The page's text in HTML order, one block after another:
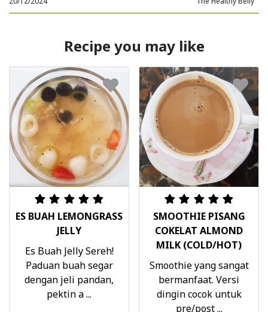
Recipe you may like
ES BUAH LEMONGRASS
JELLY
Es Buah Jelly Sereh!
Paduan buah segar
dengan jeli pandan,
pektin a ...
SMOOTHIE PISANG
COKELAT ALMOND
MILK (COLD/HOT)
Smoothie yang sangat
bermanfaat. Versi
dingin cocok untuk
pre/post ...